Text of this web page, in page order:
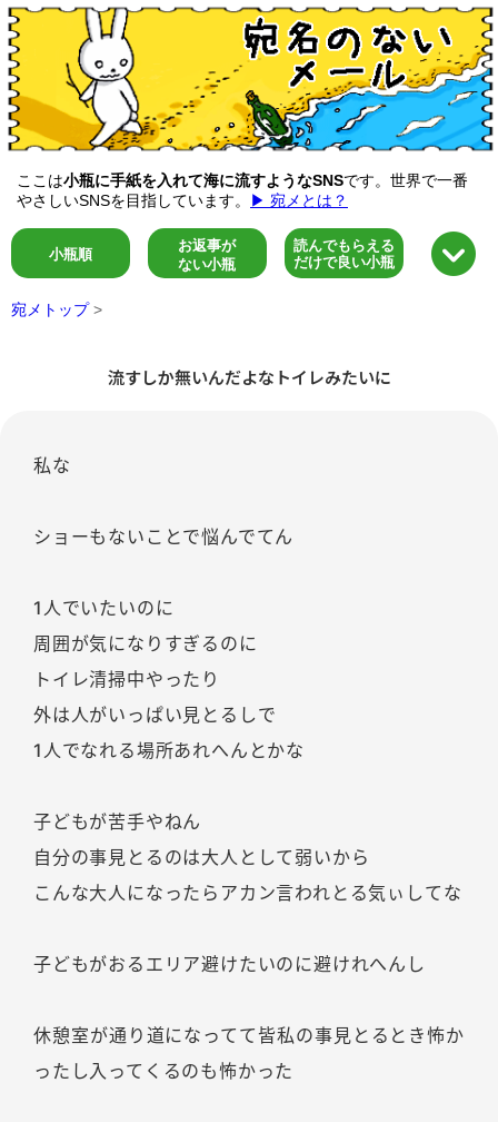
ここは小瓶に手紙を入れて海に流すようなSNSです。世界で一番
やさしいSNSを目指しています。
▶ 宛メとは？
小瓶順
お返事が
ない小瓶
読んでもらえる
だけで良い小瓶
宛メトップ >
流すしか無いんだよなトイレみたいに
私な
ショーもないことで悩んでてん
1人でいたいのに
周囲が気になりすぎるのに
トイレ清掃中やったり
外は人がいっぱい見とるしで
1人でなれる場所あれへんとかな
子どもが苦手やねん
自分の事見とるのは大人として弱いから
こんな大人になったらアカン言われとる気ぃしてな
子どもがおるエリア避けたいのに避けれへんし
休憩室が通り道になってて皆私の事見とるとき怖か
ったし入ってくるのも怖かった